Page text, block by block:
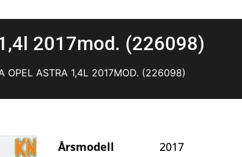
2017mod. (226098)
OPEL ASTRA 1,4L 2017MOD. (226098)
Årsmodell 2017